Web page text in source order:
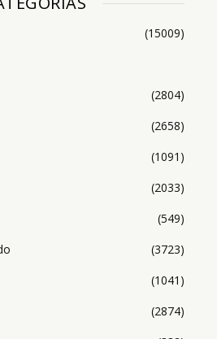
(15009)
(2804)
(2658)
(1091)
(2033)
(549)
(3723)
(1041)
(2874)